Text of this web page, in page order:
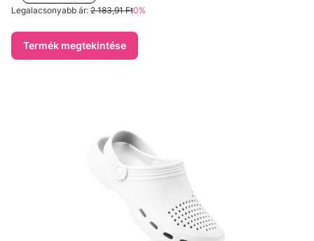
Legalacsonyabb ár: 2 183,91 Ft0%
Termék megtekintése